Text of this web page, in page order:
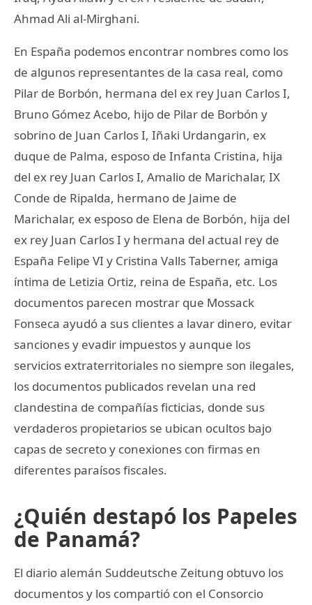
Ahmad Ali al-Mirghani.
En España podemos encontrar nombres como los
de algunos representantes de la casa real, como
Pilar de Borbón, hermana del ex rey Juan Carlos I,
Bruno Gómez Acebo, hijo de Pilar de Borbón y
sobrino de Juan Carlos I, Iñaki Urdangarin, ex
duque de Palma, esposo de Infanta Cristina, hija
del ex rey Juan Carlos I, Amalio de Marichalar, IX
Conde de Ripalda, hermano de Jaime de
Marichalar, ex esposo de Elena de Borbón, hija del
ex rey Juan Carlos I y hermana del actual rey de
España Felipe VI y Cristina Valls Taberner, amiga
íntima de Letizia Ortiz, reina de España, etc. Los
documentos parecen mostrar que Mossack
Fonseca ayudó a sus clientes a lavar dinero, evitar
sanciones y evadir impuestos y aunque los
servicios extraterritoriales no siempre son ilegales,
los documentos publicados revelan una red
clandestina de compañías ficticias, donde sus
verdaderos propietarios se ubican ocultos bajo
capas de secreto y conexiones con firmas en
diferentes paraísos fiscales.
¿Quién destapó los Papeles
de Panamá?
El diario alemán Suddeutsche Zeitung obtuvo los
documentos y los compartió con el Consorcio